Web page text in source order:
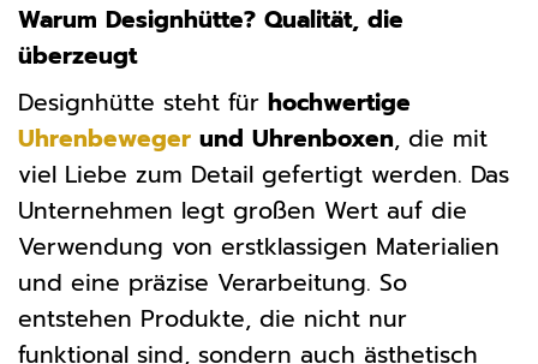
Warum Designhütte? Qualität, die
überzeugt
Designhütte steht für hochwertige
Uhrenbeweger und Uhrenboxen, die mit
viel Liebe zum Detail gefertigt werden. Das
Unternehmen legt großen Wert auf die
Verwendung von erstklassigen Materialien
und eine präzise Verarbeitung. So
entstehen Produkte, die nicht nur
funktional sind, sondern auch ästhetisch